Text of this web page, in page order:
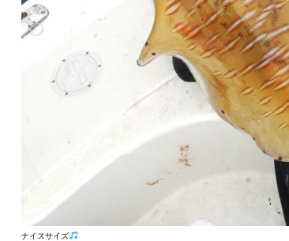
ナイスサイズ